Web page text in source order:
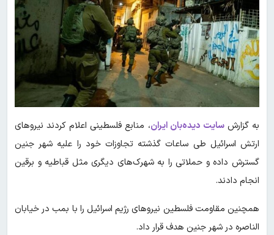
به گزارشسایت دیده‌بان ایران، منابع فلسطینی اعلام کردند نیروهای
ارتش اسرائیل طی ساعات گذشته تجاوزات خود را علیه شهر جنین
گسترش داده و حملاتی را به شهرک‌های دیگری مثل قباطیه و برقین
انجام دادند.
همچنین مقاومت فلسطین نیروهای رژیم اسرائیل را با بمب در خیابان
الناصره در شهر جنین هدف قرار داد.